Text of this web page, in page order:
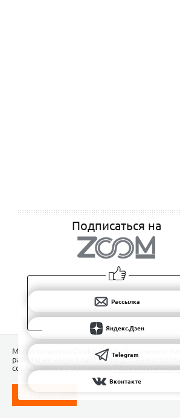
Подписаться на
Рассылка
Яндекс.Дзен
Telegram
Вконтакте
Мы используем Сookies для обеспечения
работы на нашем сайте. Продолжая
соглашаетесь с условиями
ПОНЯТНО